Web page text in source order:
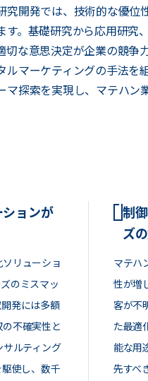
究開発では、技術的な優位
す。基礎研究から応用研究
切な意思決定が企業の競争
ルマーケティングの手法を
マ探索を実現し、マテハン
ョンが
リューショ
のミスマッ
発には多額
不確実性と
ルティング
使し、数千
制
ズ
マテハ
性が増
客が不
た最適
能な用
先すべ